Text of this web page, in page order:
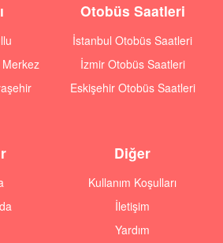
Merkez
Otobüs Saatleri
İstanbul Otobüs Saatleri
İzmir Otobüs Saatleri
Eskişehir Otobüs Saatleri
Diğer
Kullanım Koşulları
İletişim
Yardım